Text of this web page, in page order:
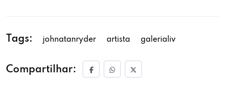
Tags: johnatanryder artista galerialiv
Compartilhar: